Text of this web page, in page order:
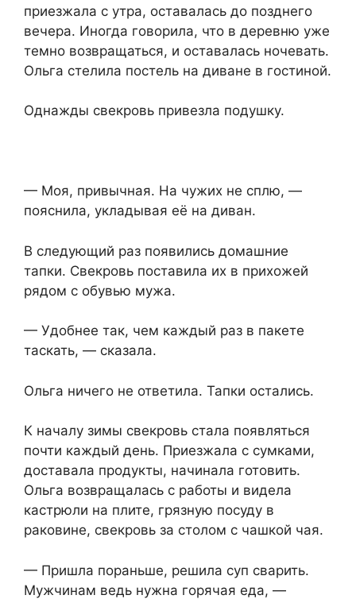
приезжала с утра, оставалась до позднего
вечера. Иногда говорила, что в деревню уже
темно возвращаться, и оставалась ночевать.
Ольга стелила постель на диване в гостиной.
Однажды свекровь привезла подушку.
— Моя, привычная. На чужих не сплю, —
пояснила, укладывая её на диван.
В следующий раз появились домашние
тапки. Свекровь поставила их в прихожей
рядом с обувью мужа.
— Удобнее так, чем каждый раз в пакете
таскать, — сказала.
Ольга ничего не ответила. Тапки остались.
К началу зимы свекровь стала появляться
почти каждый день. Приезжала с сумками,
доставала продукты, начинала готовить.
Ольга возвращалась с работы и видела
кастрюли на плите, грязную посуду в
раковине, свекровь за столом с чашкой чая.
— Пришла пораньше, решила суп сварить.
Мужчинам ведь нужна горячая еда, —